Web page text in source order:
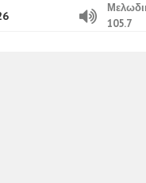
105.7